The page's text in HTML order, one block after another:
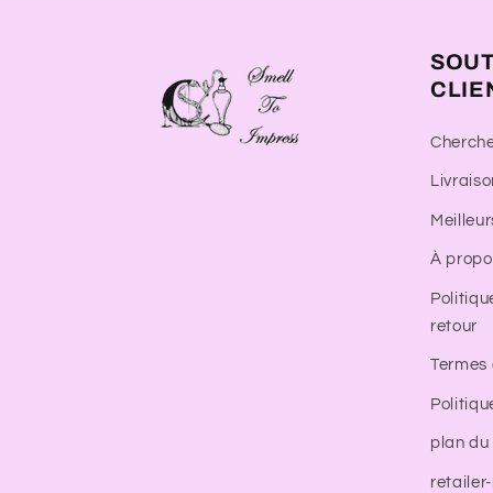
À
retour
Termes
plan du